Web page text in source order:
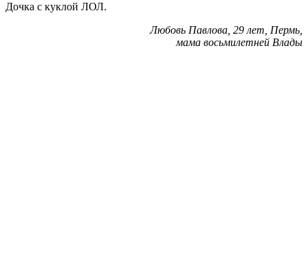
Дочка с куклой ЛОЛ.
Любовь Павлова, 29 лет, Пермь,
мама восьмилетней Влады